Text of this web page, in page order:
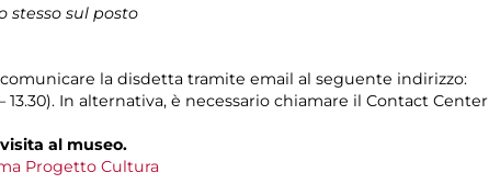
stesso sul posto
la disdetta tramite email al seguente indirizzo:
13.30). In alternativa, è necessario chiamare il Contact Center
al museo.
Progetto Cultura